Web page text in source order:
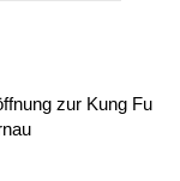
zur Kung Fu